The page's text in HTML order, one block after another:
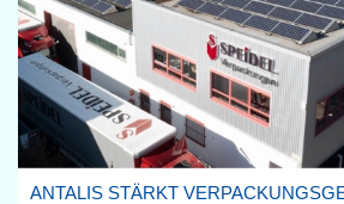
ANTALIS STÄRKT